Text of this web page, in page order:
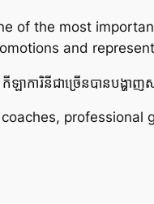
the most
and
ការិនីជាច្រើនបានបង្ហា
professional